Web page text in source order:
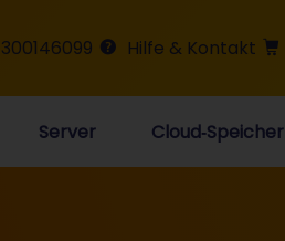
Hilfe & Kontakt
Server Cloud‑Speicher